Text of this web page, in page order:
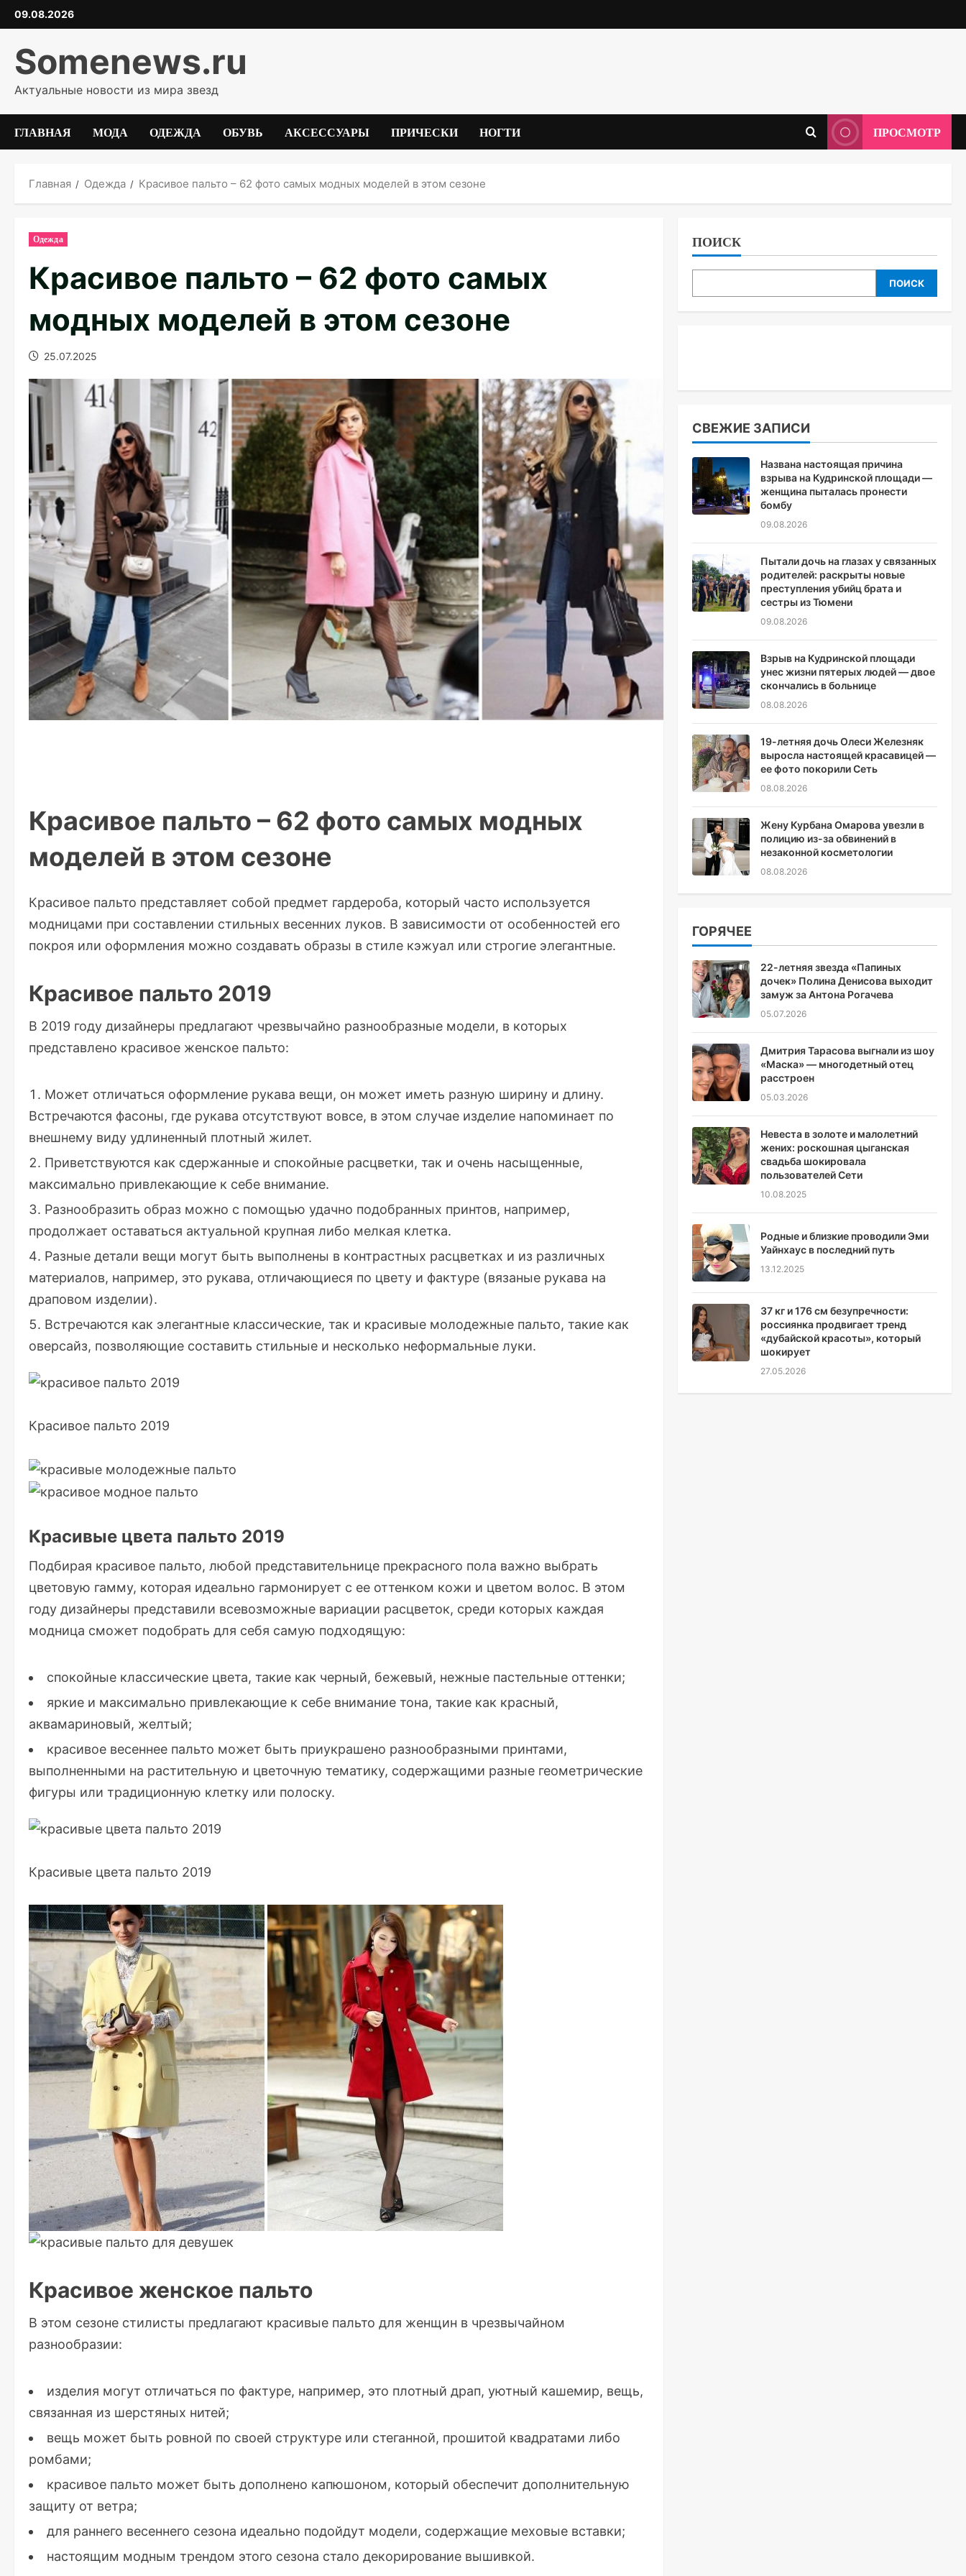
Перейти
к
содержимому
09.08.2026
Somenews.ru
Актуальные новости из мира звезд
ГЛАВНАЯ МОДА ОДЕЖДА ОБУВЬ АКСЕССУАРЫ ПРИЧЕСКИ НОГТИ ПРОСМОТР
Главная Одежда Красивое пальто – 62 фото самых модных моделей в этом сезоне
Одежда
Красивое пальто – 62 фото самых
модных моделей в этом сезоне
25.07.2025
Красивое пальто – 62 фото самых модных
моделей в этом сезоне
Красивое пальто представляет собой предмет гардероба, который часто используется
модницами при составлении стильных весенних луков. В зависимости от особенностей его
покроя или оформления можно создавать образы в стиле кэжуал или строгие элегантные.
Красивое пальто 2019
В 2019 году дизайнеры предлагают чрезвычайно разнообразные модели, в которых
представлено красивое женское пальто:
Может отличаться оформление рукава вещи, он может иметь разную ширину и длину.
Встречаются фасоны, где рукава отсутствуют вовсе, в этом случае изделие напоминает по
внешнему виду удлиненный плотный жилет.
Приветствуются как сдержанные и спокойные расцветки, так и очень насыщенные,
максимально привлекающие к себе внимание.
Разнообразить образ можно с помощью удачно подобранных принтов, например,
продолжает оставаться актуальной крупная либо мелкая клетка.
Разные детали вещи могут быть выполнены в контрастных расцветках и из различных
материалов, например, это рукава, отличающиеся по цвету и фактуре (вязаные рукава на
драповом изделии).
Встречаются как элегантные классические, так и красивые молодежные пальто, такие как
оверсайз, позволяющие составить стильные и несколько неформальные луки.
Красивое пальто 2019
Красивые цвета пальто 2019
Подбирая красивое пальто, любой представительнице прекрасного пола важно выбрать
цветовую гамму, которая идеально гармонирует с ее оттенком кожи и цветом волос. В этом
году дизайнеры представили всевозможные вариации расцветок, среди которых каждая
модница сможет подобрать для себя самую подходящую:
спокойные классические цвета, такие как черный, бежевый, нежные пастельные оттенки;
яркие и максимально привлекающие к себе внимание тона, такие как красный,
аквамариновый, желтый;
красивое весеннее пальто может быть приукрашено разнообразными принтами,
выполненными на растительную и цветочную тематику, содержащими разные геометрические
фигуры или традиционную клетку или полоску.
Красивые цвета пальто 2019
Красивое женское пальто
В этом сезоне стилисты предлагают красивые пальто для женщин в чрезвычайном
разнообразии:
изделия могут отличаться по фактуре, например, это плотный драп, уютный кашемир, вещь,
связанная из шерстяных нитей;
вещь может быть ровной по своей структуре или стеганной, прошитой квадратами либо
ромбами;
красивое пальто может быть дополнено капюшоном, который обеспечит дополнительную
защиту от ветра;
для раннего весеннего сезона идеально подойдут модели, содержащие меховые вставки;
настоящим модным трендом этого сезона стало декорирование вышивкой.
ПОИСК
ПОИСК
СВЕЖИЕ ЗАПИСИ
Названа настоящая причина
взрыва на Кудринской площади —
женщина пыталась пронести
бомбу
09.08.2026
Пытали дочь на глазах у связанных
родителей: раскрыты новые
преступления убийц брата и
сестры из Тюмени
09.08.2026
Взрыв на Кудринской площади
унес жизни пятерых людей — двое
скончались в больнице
08.08.2026
19-летняя дочь Олеси Железняк
выросла настоящей красавицей —
ее фото покорили Сеть
08.08.2026
Жену Курбана Омарова увезли в
полицию из-за обвинений в
незаконной косметологии
08.08.2026
ГОРЯЧЕЕ
22-летняя звезда «Папиных
дочек» Полина Денисова выходит
замуж за Антона Рогачева
05.07.2026
Дмитрия Тарасова выгнали из шоу
«Маска» — многодетный отец
расстроен
05.03.2026
Невеста в золоте и малолетний
жених: роскошная цыганская
свадьба шокировала
пользователей Сети
10.08.2025
Родные и близкие проводили Эми
Уайнхаус в последний путь
13.12.2025
37 кг и 176 см безупречности:
россиянка продвигает тренд
«дубайской красоты», который
шокирует
27.05.2026